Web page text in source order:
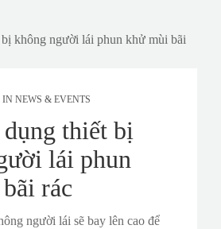
IN NEWS & EVENTS
thiết bị
lái phun
rác
người lái sẽ bay lên cao để